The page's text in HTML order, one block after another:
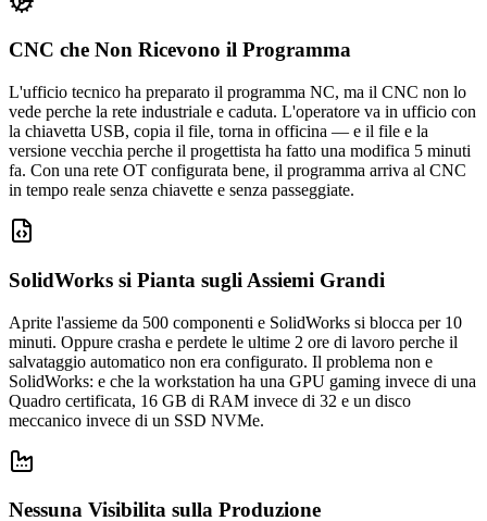
CNC che Non Ricevono il Programma
L'ufficio tecnico ha preparato il programma NC, ma il CNC non lo
vede perche la rete industriale e caduta. L'operatore va in ufficio con
la chiavetta USB, copia il file, torna in officina — e il file e la
versione vecchia perche il progettista ha fatto una modifica 5 minuti
fa. Con una rete OT configurata bene, il programma arriva al CNC
in tempo reale senza chiavette e senza passeggiate.
SolidWorks si Pianta sugli Assiemi Grandi
Aprite l'assieme da 500 componenti e SolidWorks si blocca per 10
minuti. Oppure crasha e perdete le ultime 2 ore di lavoro perche il
salvataggio automatico non era configurato. Il problema non e
SolidWorks: e che la workstation ha una GPU gaming invece di una
Quadro certificata, 16 GB di RAM invece di 32 e un disco
meccanico invece di un SSD NVMe.
Nessuna Visibilita sulla Produzione